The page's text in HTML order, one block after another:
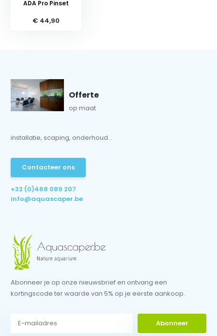
ADA Pro Pinset
€ 44,90
Offerte
op maat
installatie, scaping, onderhoud...
Contacteer ons
+32 (0)468 089 207
info@aquascaper.be
Abonneer je op onze nieuwsbrief en ontvang een
kortingscode ter waarde van 5% op je eerste aankoop.
Abonneer